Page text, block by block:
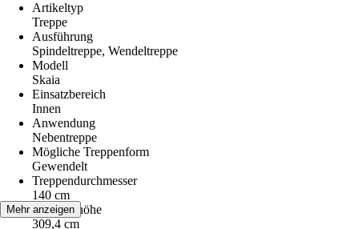
Artikeltyp
Treppe
Ausführung
Spindeltreppe, Wendeltreppe
Modell
Skaia
Einsatzbereich
Innen
Anwendung
Nebentreppe
Mögliche Treppenform
Gewendelt
Treppendurchmesser
140 cm
Geschoßhöhe
309,4 cm
Mehr anzeigen